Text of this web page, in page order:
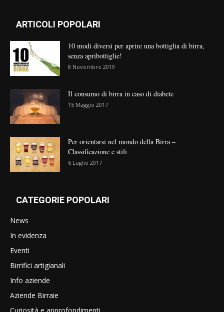
ARTICOLI POPOLARI
10 modi diversi per aprire una bottiglia di birra,
senza apribottiglie!
8 Novembre 2019
Il consumo di birra in caso di diabete
15 Maggio 2017
Per orientarsi nel mondo della Birra –
Classificazione e stili
6 Luglio 2017
CATEGORIE POPOLARI
News
In evidenza
Eventi
Birrifici artigianali
Info aziende
Aziende Birraie